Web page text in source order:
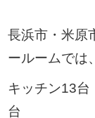
長浜市・米原
ールームでは、
キッチン13
台